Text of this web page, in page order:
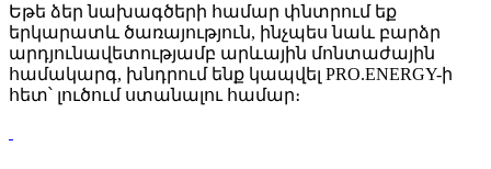
Եթե ձեր նախագծերի համար փնտրում եք
երկարատև ծառայություն, ինչպես նաև բարձր
արդյունավետությամբ արևային մոնտաժային
համակարգ, խնդրում ենք կապվել PRO.ENERGY-ի
հետ՝ լուծում ստանալու համար։